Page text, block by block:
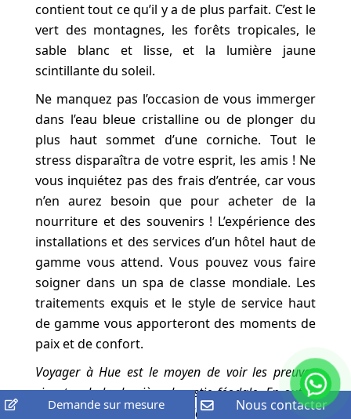
contient tout ce qu’il y a de plus parfait. C’est le
vert des montagnes, les forêts tropicales, le
sable blanc et lisse, et la lumière jaune
scintillante du soleil.
Ne manquez pas l’occasion de vous immerger
dans l’eau bleue cristalline ou de plonger du
plus haut sommet d’une corniche. Tout le
stress disparaîtra de votre esprit, les amis ! Ne
vous inquiétez pas des frais d’entrée, car vous
n’en aurez besoin que pour acheter de la
nourriture et des souvenirs ! L’expérience des
installations et des services d’un hôtel haut de
gamme vous attend. Vous pouvez vous faire
soigner dans un spa de classe mondiale. Les
traitements exquis et le style de service haut
de gamme vous apporteront des moments de
paix et de confort.
Voyager à Hue est le moyen de voir les preuves
vivantes de la dernière dynastie féodale. En outre,
la détente et la lenteur de la vie sont également
Demande sur mesure Nous contacter